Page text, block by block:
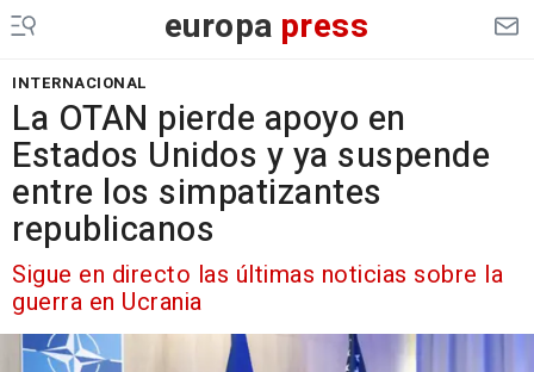
europa press
INTERNACIONAL
La OTAN pierde apoyo en
Estados Unidos y ya suspende
entre los simpatizantes
republicanos
Sigue en directo las últimas noticias sobre la
guerra en Ucrania